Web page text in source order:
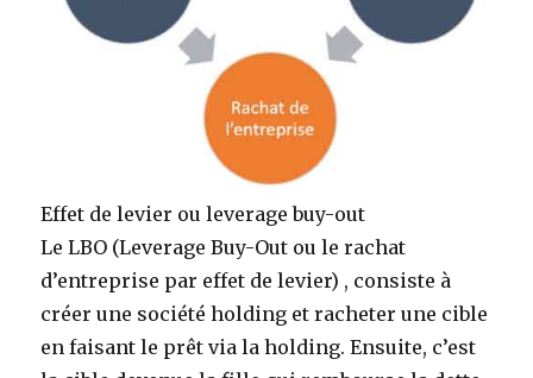
Effet de levier ou leverage buy-out
Le LBO (Leverage Buy-Out ou le rachat
d’entreprise par effet de levier) , consiste à
créer une société holding et racheter une cible
en faisant le prêt via la holding. Ensuite, c’est